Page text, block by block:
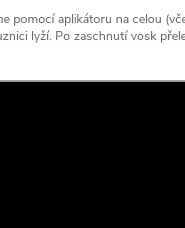
pomocí aplikátoru na celou
lyží. Po zaschnutí vosk